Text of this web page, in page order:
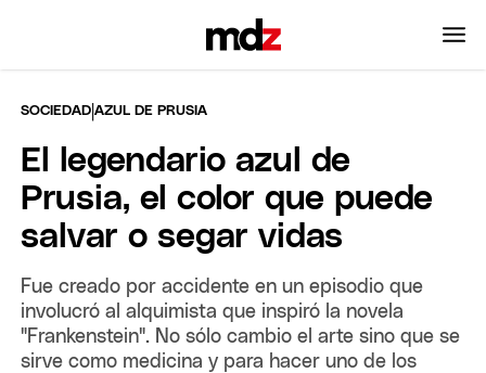
SOCIEDAD |AZUL DE PRUSIA
El legendario azul de
Prusia, el color que puede
salvar o segar vidas
Fue creado por accidente en un episodio que
involucró al alquimista que inspiró la novela
"Frankenstein". No sólo cambio el arte sino que se
sirve como medicina y para hacer uno de los